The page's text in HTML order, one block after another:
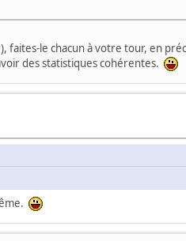
faites-le chacun à votre tour, en
des statistiques cohérentes.